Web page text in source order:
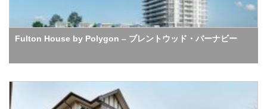
Fulton House by Polygon – ブレントウッド・バーナビー